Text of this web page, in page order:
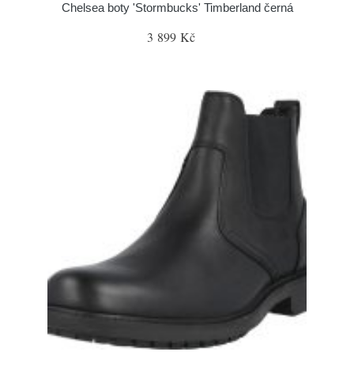
Chelsea boty 'Stormbucks' Timberland černá
3 899 Kč